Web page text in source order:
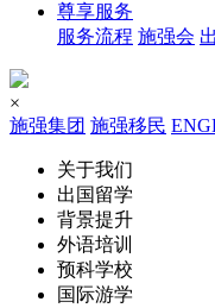
尊享服务
服务流程 施强会
×
施强集团 施强移民
关于我们
出国留学
背景提升
外语培训
预科学校
国际游学